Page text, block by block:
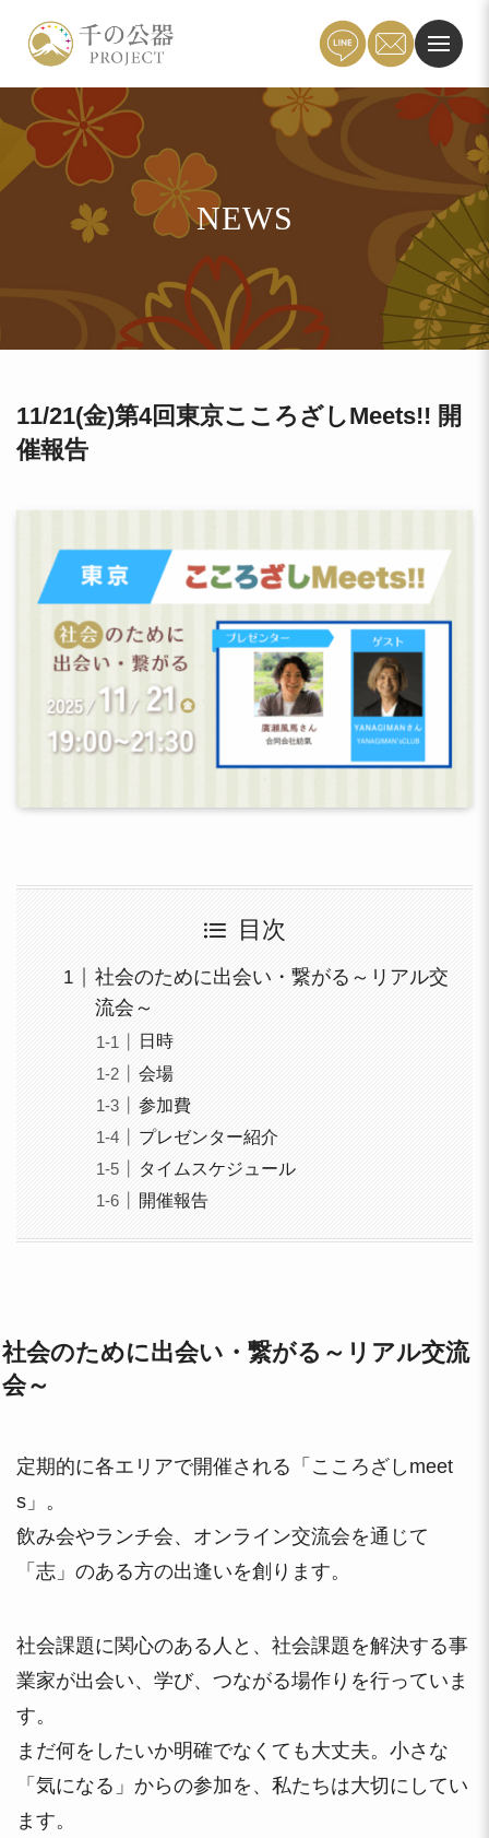
NEWS
11/21(金)第4回東京こころざしMeets!! 開
催報告
目次
社会のために出会い・繋がる～リアル交
流会～
日時
会場
参加費
プレゼンター紹介
タイムスケジュール
開催報告
社会のために出会い・繋がる～リアル交流
会～
定期的に各エリアで開催される「こころざしmeet
s」。
飲み会やランチ会、オンライン交流会を通じて
「志」のある方の出逢いを創ります。
社会課題に関心のある人と、社会課題を解決する事
業家が出会い、学び、つながる場作りを行っていま
す。
まだ何をしたいか明確でなくても大丈夫。小さな
「気になる」からの参加を、私たちは大切にしてい
ます。